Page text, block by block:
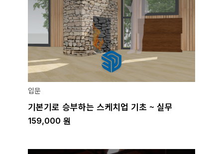
입문
기본기로 승부하는 스케치업 기초 ~ 실무
159,000 원